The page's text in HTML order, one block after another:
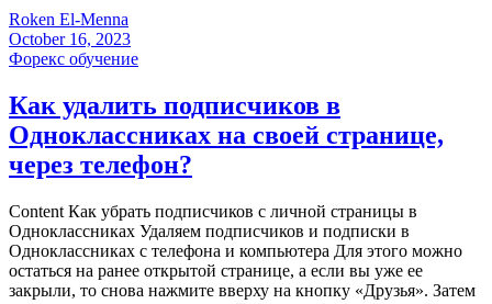
Roken El-Menna
October 16, 2023
Форекс обучение
Как удалить подписчиков в
Одноклассниках на своей странице,
через телефон?
Content Как убрать подписчиков с личной страницы в
Одноклассниках Удаляем подписчиков и подписки в
Одноклассниках с телефона и компьютера Для этого можно
остаться на ранее открытой странице, а если вы уже ее
закрыли, то снова нажмите вверху на кнопку «Друзья». Затем